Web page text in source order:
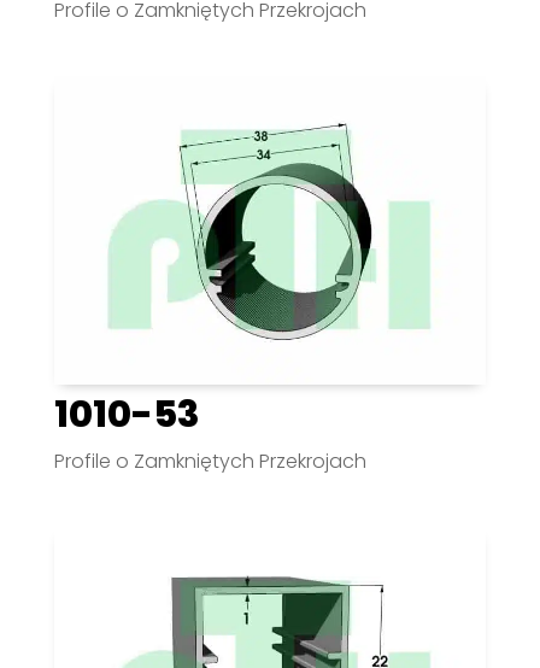
Profile o Zamkniętych Przekrojach
1010-53
Profile o Zamkniętych Przekrojach